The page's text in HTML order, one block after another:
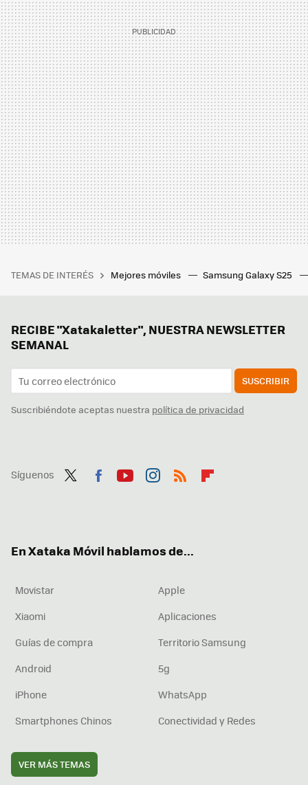
TEMAS DE INTERÉS Mejores móviles Samsung Galaxy S25
RECIBE "Xatakaletter", NUESTRA NEWSLETTER
SEMANAL
SUSCRIBIR
Suscribiéndote aceptas nuestra política de privacidad
Síguenos
En Xataka Móvil hablamos de...
Movistar
Apple
Xiaomi
Aplicaciones
Guías de compra
Territorio Samsung
Android
5g
iPhone
WhatsApp
Smartphones Chinos
Conectividad y Redes
VER MÁS TEMAS